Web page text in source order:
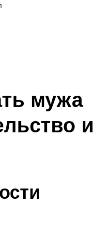
мужа
и